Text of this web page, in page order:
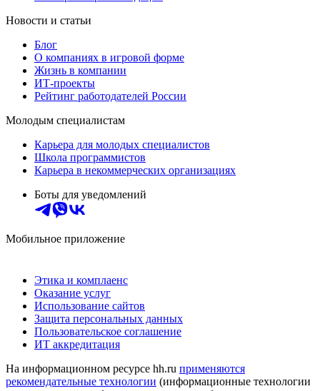
Новости и статьи
Блог
О компаниях в игровой форме
Жизнь в компании
ИТ-проекты
Рейтинг работодателей России
Молодым специалистам
Карьера для молодых специалистов
Школа программистов
Карьера в некоммерческих организациях
Боты для уведомлений
Мобильное приложение
Этика и комплаенс
Оказание услуг
Использование сайтов
Защита персональных данных
Пользовательское соглашение
ИТ аккредитация
На информационном ресурсе hh.ru применяются
рекомендательные технологии (информационные технологии